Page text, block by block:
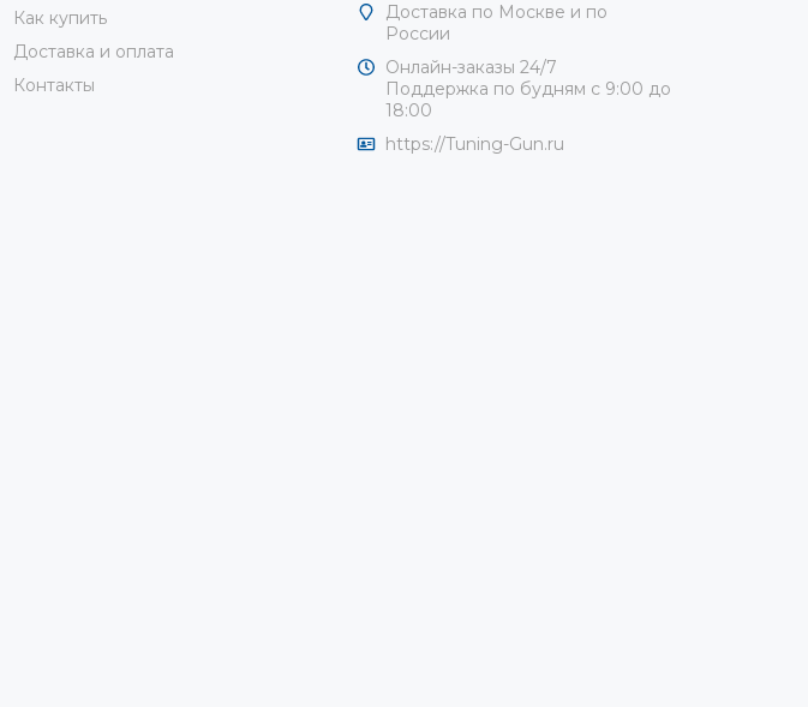
Как купить
Доставка и оплата
Контакты
Доставка по Москве и по
России
Онлайн-заказы 24/7
Поддержка по будням с 9:00 до
18:00
https://Tuning-Gun.ru